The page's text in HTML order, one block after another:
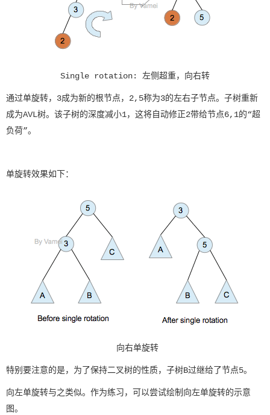
Single rotation: 左侧超重，向右转
通过单旋转，3成为新的根节点，2,5称为3的左右子节点。子树重新
成为AVL树。该子树的深度减小1，这将自动修正2带给节点6,1的“超
负荷”。
单旋转效果如下：
向右单旋转
特别要注意的是，为了保持二叉树的性质，子树B过继给了节点5。
向左单旋转与之类似。作为练习，可以尝试绘制向左单旋转的示意
图。